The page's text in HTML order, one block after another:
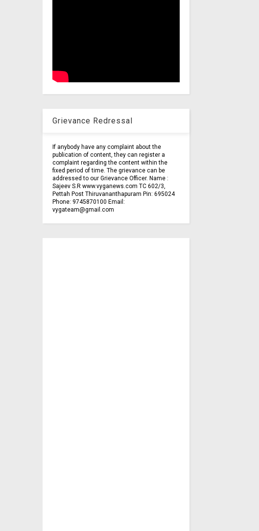
Grievance Redressal
If anybody have any complaint about the
publication of content, they can register a
complaint regarding the content within the
fixed period of time. The grievance can be
addressed to our Grievance Officer. Name :
Sajeev S.R www.vyganews.com TC 602/3,
Pettah Post Thiruvananthapuram Pin: 695024
Phone: 9745870100 Email:
vygateam@gmail.com